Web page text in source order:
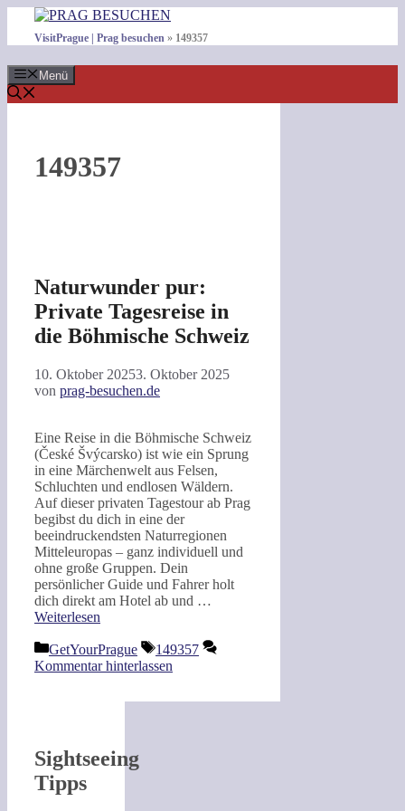
Inhalt
springen
VisitPrague | Prag besuchen » 149357
Menü
149357
Naturwunder pur:
Private Tagesreise in
die Böhmische Schweiz
10. Oktober 20253. Oktober 2025
von prag-besuchen.de
Eine Reise in die Böhmische Schweiz
(České Švýcarsko) ist wie ein Sprung
in eine Märchenwelt aus Felsen,
Schluchten und endlosen Wäldern.
Auf dieser privaten Tagestour ab Prag
begibst du dich in eine der
beeindruckendsten Naturregionen
Mitteleuropas – ganz individuell und
ohne große Gruppen. Dein
persönlicher Guide und Fahrer holt
dich direkt am Hotel ab und …
Weiterlesen
Kategorien
GetYourPrague Schlagwörter
149357
Kommentar hinterlassen
Sightseeing
Tipps